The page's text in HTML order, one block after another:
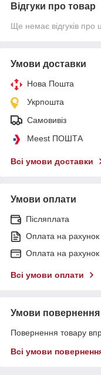
Відгуки про товар
Ще немає відгуків про
Умови доставки
Нова Пошта
Укрпошта
Самовивіз
Meest ПОШТА
Всі умови доставки
Умови оплати
Післяплата
Оплата на рахунок
Оплата на рахунок
Всі умови оплати
Умови повернення
Повернення товару
Всі умови